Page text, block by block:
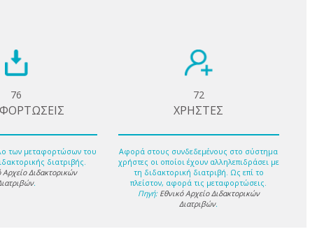
76
των μεταφορτώσων του
διατριβής.
Αρχείο Διδακτορικών
.
72
ΧΡΗΣΤΕΣ
Αφορά στους συνδεδεμένους στο σύστημα
χρήστες οι οποίοι έχουν αλληλεπιδράσει με
τη διδακτορική διατριβή. Ως επί το
πλείστον, αφορά τις μεταφορτώσεις.
Πηγή: Εθνικό Αρχείο Διδακτορικών
Διατριβών.